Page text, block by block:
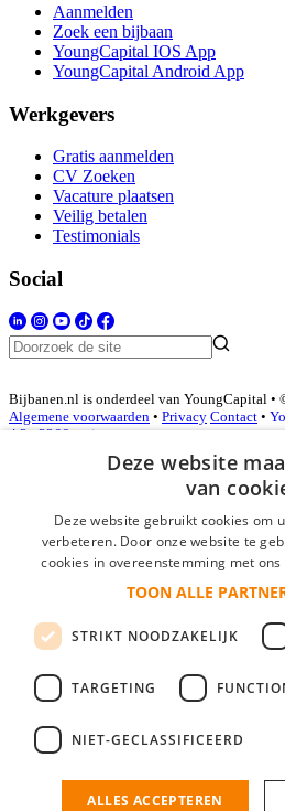
Aanmelden
Zoek een bijbaan
YoungCapital IOS App
YoungCapital Android App
Werkgevers
Gratis aanmelden
CV Zoeken
Vacature plaatsen
Veilig betalen
Testimonials
Social
Bijbanen.nl is onderdeel van YoungCapital •
Algemene voorwaarden • Privacy Contact •
4.3 - 3366 reviews
Inloggen als bedrijf
*
login gegevens onthouden
login
Bedrijf aanmelden
nieuwe collega/werknemer zo
Deze website
van
Deze website gebruikt cookies om
verbeteren. Door onze website te
cookies in overeenstemming met
TOON ALLE
STRIKT NOODZAKELIJK
TARGETING
NIET-GECLASSIFICEERD
ALLES ACCEPTEREN